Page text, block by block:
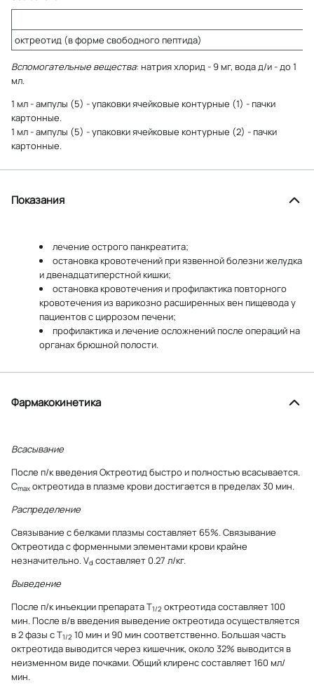
октреотид (в форме свободного пептида)
Вспомогательные вещества: натрия хлорид - 9 мг, вода д/и - до 1
мл.
1 мл - ампулы (5) - упаковки ячейковые контурные (1) - пачки
картонные.
1 мл - ампулы (5) - упаковки ячейковые контурные (2) - пачки
картонные.
Показания
лечение острого панкреатита;
остановка кровотечений при язвенной болезни желудка
и двенадцатиперстной кишки;
остановка кровотечения и профилактика повторного
кровотечения из варикозно расширенных вен пищевода у
пациентов с циррозом печени;
профилактика и лечение осложнений после операций на
органах брюшной полости.
Фармакокинетика
Всасывание
После п/к введения Октреотид быстро и полностью всасывается.
Cmax октреотида в плазме крови достигается в пределах 30 мин.
Распределение
Связывание с белками плазмы составляет 65%. Связывание
Октреотида с форменными элементами крови крайне
незначительно. Vd составляет 0.27 л/кг.
Выведение
После п/к инъекции препарата Т1/2 октреотида составляет 100
мин. После в/в введения выведение октреотида осуществляется
в 2 фазы с T1/2 10 мин и 90 мин соответственно. Большая часть
октреотида выводится через кишечник, около 32% выводится в
неизменном виде почками. Общий клиренс составляет 160 мл/
мин.